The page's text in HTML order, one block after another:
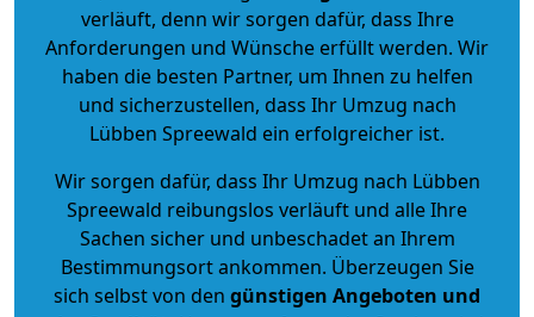
verläuft, denn wir sorgen dafür, dass Ihre
Anforderungen und Wünsche erfüllt werden. Wir
haben die besten Partner, um Ihnen zu helfen
und sicherzustellen, dass Ihr Umzug nach
Lübben Spreewald ein erfolgreicher ist.
Wir sorgen dafür, dass Ihr Umzug nach Lübben
Spreewald reibungslos verläuft und alle Ihre
Sachen sicher und unbeschadet an Ihrem
Bestimmungsort ankommen. Überzeugen Sie
sich selbst von den günstigen Angeboten und